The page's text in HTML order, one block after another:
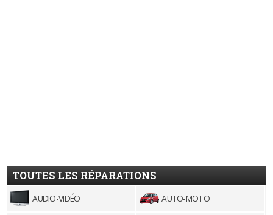
TOUTES LES RÉPARATIONS
AUDIO-VIDÉO AUTO-MOTO